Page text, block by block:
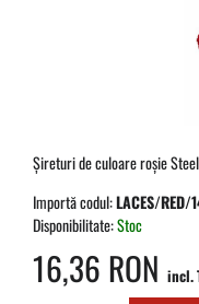
Șireturi de culoare roșie
Importă codul:LACES/RED/
Disponibilitate:Stoc
16,36 RON incl.